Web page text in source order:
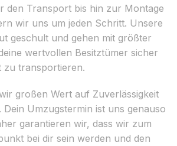
den Transport bis hin zur Montage
wir uns um jeden Schritt. Unsere
geschult und gehen mit größter
wertvollen Besitztümer sicher
zu transportieren.
großen Wert auf Zuverlässigkeit
Umzugstermin ist uns genauso
garantieren wir, dass wir zum
bei dir sein werden und den